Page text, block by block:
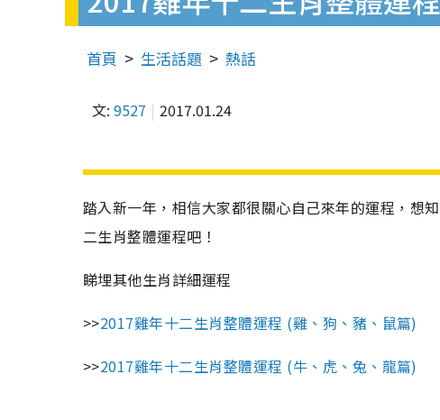
首頁 生活話題 熱話
文: 9527 2017.01.24
踏入新一年，相信大家都很關心自己來年的運程，想
二生肖整體運程吧！
睇埋其他生肖詳細運程
>>2017雞年十二生肖整體運程 (雞、狗、豬、鼠篇)
>>2017雞年十二生肖整體運程 (牛、虎、兔、龍篇)